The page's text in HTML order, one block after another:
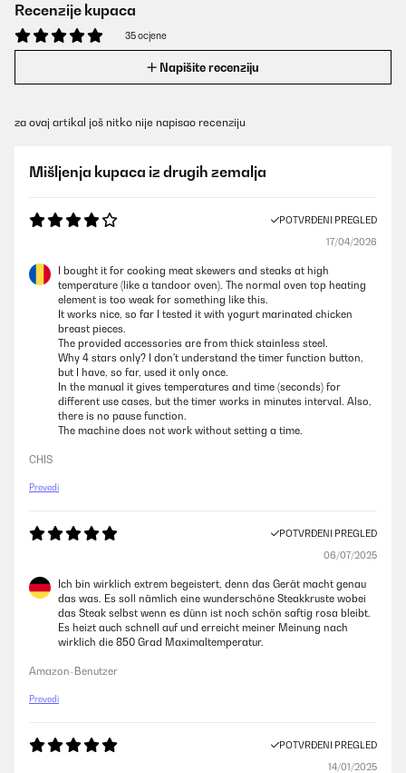
Recenzije kupaca
35 ocjene
Napišite recenziju
za ovaj artikal još nitko nije napisao recenziju
Mišljenja kupaca iz drugih zemalja
POTVRĐENI PREGLED
17/04/2026
I bought it for cooking meat skewers and steaks at high
temperature (like a tandoor oven). The normal oven top heating
element is too weak for something like this.
It works nice, so far I tested it with yogurt marinated chicken
breast pieces.
The provided accessories are from thick stainless steel.
Why 4 stars only? I don't understand the timer function button,
but I have, so far, used it only once.
In the manual it gives temperatures and time (seconds) for
different use cases, but the timer works in minutes interval. Also,
there is no pause function.
The machine does not work without setting a time.
CHIS
Prevedi
POTVRĐENI PREGLED
06/07/2025
Ich bin wirklich extrem begeistert, denn das Gerät macht genau
das was. Es soll nämlich eine wunderschöne Steakkruste wobei
das Steak selbst wenn es dünn ist noch schön saftig rosa bleibt.
Es heizt auch schnell auf und erreicht meiner Meinung nach
wirklich die 850 Grad Maximaltemperatur.
Amazon-Benutzer
Prevedi
POTVRĐENI PREGLED
14/01/2025